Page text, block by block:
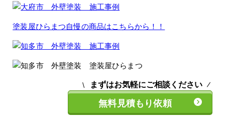
塗装屋ひらまつ自慢の商品はこちらから！！
まずはお気軽にご相談ください
無料見積もり依頼